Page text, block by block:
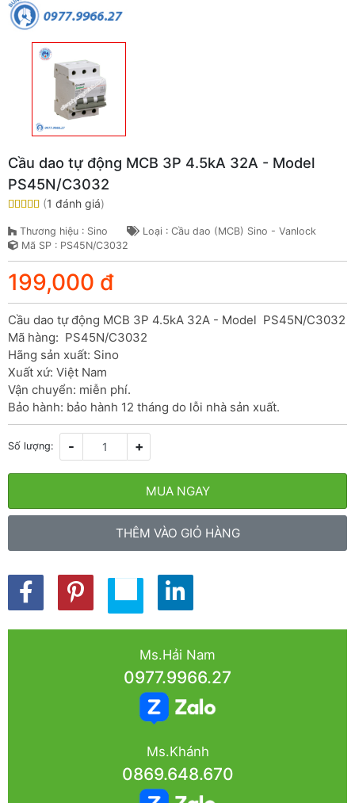
Cầu dao tự động MCB 3P 4.5kA 32A - Model
PS45N/C3032
(1 đánh giá)
Thương hiệu : Sino
Loại : Cầu dao (MCB) Sino - Vanlock
Mã SP : PS45N/C3032
199,000 đ
Cầu dao tự động MCB 3P 4.5kA 32A - Model  PS45N/C3032
Mã hàng:  PS45N/C3032
Hãng sản xuất: Sino
Xuất xứ: Việt Nam
Vận chuyển: miễn phí.
Bảo hành: bảo hành 12 tháng do lỗi nhà sản xuất.
Số lượng: - +
MUA NGAY
THÊM VÀO GIỎ HÀNG
Ms.Hải Nam
0977.9966.27
Ms.Khánh
0869.648.670